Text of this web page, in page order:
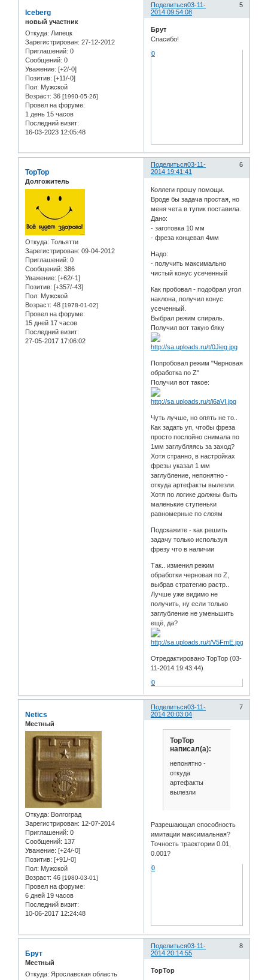
Поделиться 5
03-11-
2014 09:54:08
Iceberg
новый участник
Откуда: Липецк
Зарегистрирован: 27-12-2012
Приглашений: 0
Сообщений: 0
Уважение: [+2/-0]
Позитив: [+11/-0]
Пол: Мужской
Возраст: 36 [1990-05-26]
Провел на форуме:
1 день 15 часов
Последний визит:
16-03-2023 12:05:48
Брут
Спасибо!
0
Поделиться 6
03-11-
2014 19:41:41
TopTop
Долгожитель
Откуда: Тольятти
Зарегистрирован: 09-04-2012
Приглашений: 0
Сообщений: 386
Уважение: [+62/-1]
Позитив: [+357/-43]
Пол: Мужской
Возраст: 48 [1978-01-02]
Провел на форуме:
15 дней 17 часов
Последний визит:
27-05-2017 17:06:02
Коллеги прошу помощи.
Вроде бы задача простая, но
меня чета в тупик поставила.
Дано:
- заготовка 10 мм
- фреза концевая 4мм
Надо:
- получить максимально
чистый конус усеченный
Как пробовал - подобрал угол
наклона, получил конус
усеченный.
Выбрал режим спираль.
Получил вот такую бяку
Попробовал режим "Черновая
обработка по Z"
Получил вот такое:
Чуть лучше, но опять не то..
Как задать уп, чтобы фреза
просто послойно снимала по
1мм заглубляясь за заход?
Хотя странно, в настройках
фрезы указал 1 мм
заглубление, непонятно -
откуда артефакты вылезли.
Хотя по логике должны быть
маленькие ступеньки
равномерные по слоям
Подскажите - как решить
задачу только используя
фрезу что в наличии
Так.. изменил режим
обработки черновая по Z,
выбрав стратегию растр..
Лучше уже видимо не
получить, ну если только
заглубление не уменьшить
ещё, да?
Отредактировано TopTop (03-
11-2014 19:43:44)
0
Поделиться 7
03-11-
2014 20:03:04
Netics
Местный
Откуда: Волгоград
Зарегистрирован: 12-07-2014
Приглашений: 0
Сообщений: 137
Уважение: [+24/-0]
Позитив: [+91/-0]
Пол: Мужской
Возраст: 46 [1980-03-01]
Провел на форуме:
6 дней 19 часов
Последний визит:
10-06-2017 12:24:48
TopTop
написал(а):
непонятно -
откуда
артефакты
вылезли
Разрешающая способность
имитации максимальная?
Точность траектории 0.01,
0.001?
0
Поделиться 8
03-11-
2014 20:14:55
Брут
Местный
Откуда: Ярославская область
TopTop